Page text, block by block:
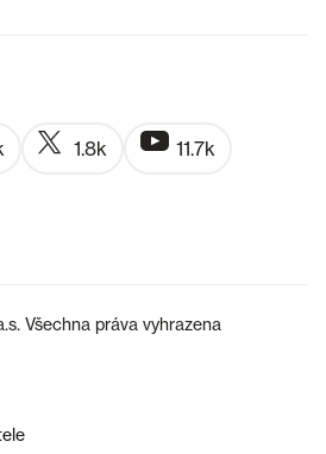
1.8k 11.7k
Všechna práva vyhrazena